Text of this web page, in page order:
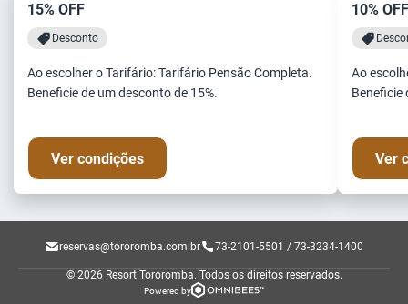
15% OFF
Desconto
Ao escolher o Tarifário: Tarifário Pensão Completa.
Beneficie de um desconto de 15%.
Ver condições
10% OFF
Ao
Beneficie
Ver
reservas@tororomba.com.br 73-2101-5501 / 73-3234-1400
© 2026 Resort Tororomba. Todos os direitos reservados.
Powered by